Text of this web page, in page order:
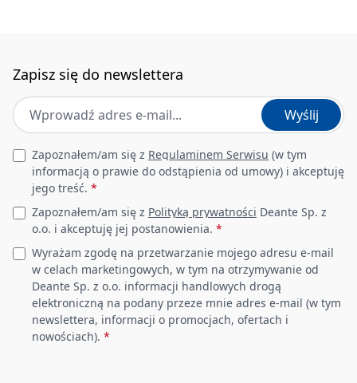
Zapisz się do newslettera
Adres e-mail *
Wyślij
Leave this field empty
Zapoznałem/am się z Regulaminem Serwisu (w tym
informacją o prawie do odstąpienia od umowy) i akceptuję
jego treść. *
Zapoznałem/am się z Polityką prywatności Deante Sp. z
o.o. i akceptuję jej postanowienia. *
Wyrażam zgodę na przetwarzanie mojego adresu e-mail
w celach marketingowych, w tym na otrzymywanie od
Deante Sp. z o.o. informacji handlowych drogą
elektroniczną na podany przeze mnie adres e-mail (w tym
newslettera, informacji o promocjach, ofertach i
nowościach). *